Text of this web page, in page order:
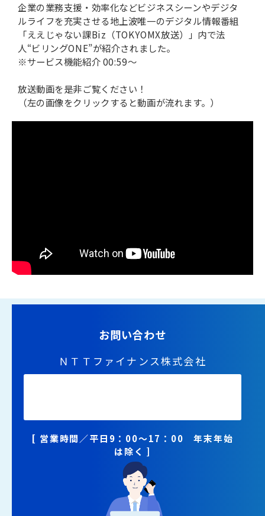
企業の業務支援・効率化などビジネスシーンやデジタ
ルライフを充実させる地上波唯一のデジタル情報番組
「ええじゃない課Biz（TOKYOMX放送）」内で法
人“ビリングONE”が紹介されました。
※サービス機能紹介 00:59～
放送動画を是非ご覧ください！
（左の画像をクリックすると動画が流れます。）
お問い合わせ
ＮＴＴファイナンス株式会社
[ 営業時間／平日9：00～17：00 年末年始
は除く ]